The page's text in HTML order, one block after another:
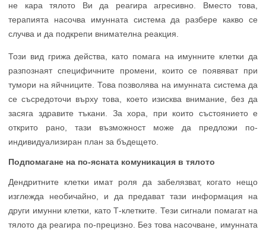
не кара тялото Ви да реагира агресивно. Вместо това,
терапията насочва имунната система да разбере какво се
случва и да подкрепи внимателна реакция.
Този вид грижа действа, като помага на имунните клетки да
разпознаят специфичните промени, които се появяват при
тумори на яйчниците. Това позволява на имунната система да
се съсредоточи върху това, което изисква внимание, без да
засяга здравите тъкани. За хора, при които състоянието е
открито рано, тази възможност може да предложи по-
индивидуализиран план за бъдещето.
Подпомагане на по-ясната комуникация в тялото
Дендритните клетки имат роля да забелязват, когато нещо
изглежда необичайно, и да предават тази информация на
други имунни клетки, като Т-клетките. Тези сигнали помагат на
тялото да реагира по-прецизно. Без това насочване, имунната